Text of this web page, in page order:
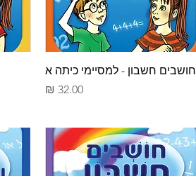
תצוגה מהירה
חושבים חשבון - למסיימי כיתה א
מחיר